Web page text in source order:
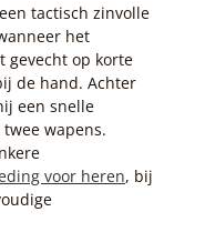
tactisch zinvolle
het
gevecht op korte
de hand. Achter
een snelle
wapens.
voor heren, bij